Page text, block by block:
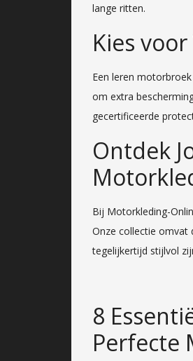
lange ritten.
Kies
Een leren
om extra
gecertificeerde
Ontdek
Bij Motorkleding-
Onze collectie omvat
tegelijkertijd stijlvol
8
Perfecte